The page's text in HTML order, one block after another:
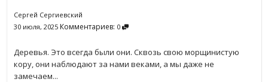
Сергей Сергиевский
30 июля, 2025 Комментариев: 0
Деревья. Это всегда были они. Сквозь свою морщинистую
кору, они наблюдают за нами веками, а мы даже не
замечаем...